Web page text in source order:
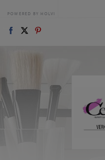
POWERED BY HOLVI